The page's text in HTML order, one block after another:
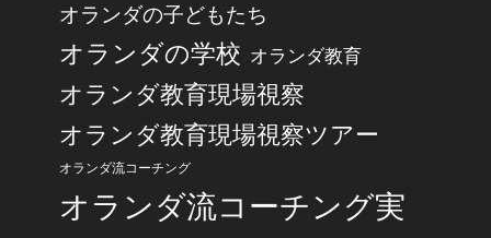
オランダの子どもたち
オランダの学校 オランダ教育
オランダ教育現場視察
オランダ教育現場視察ツアー
オランダ流コーチング
オランダ流コーチング実